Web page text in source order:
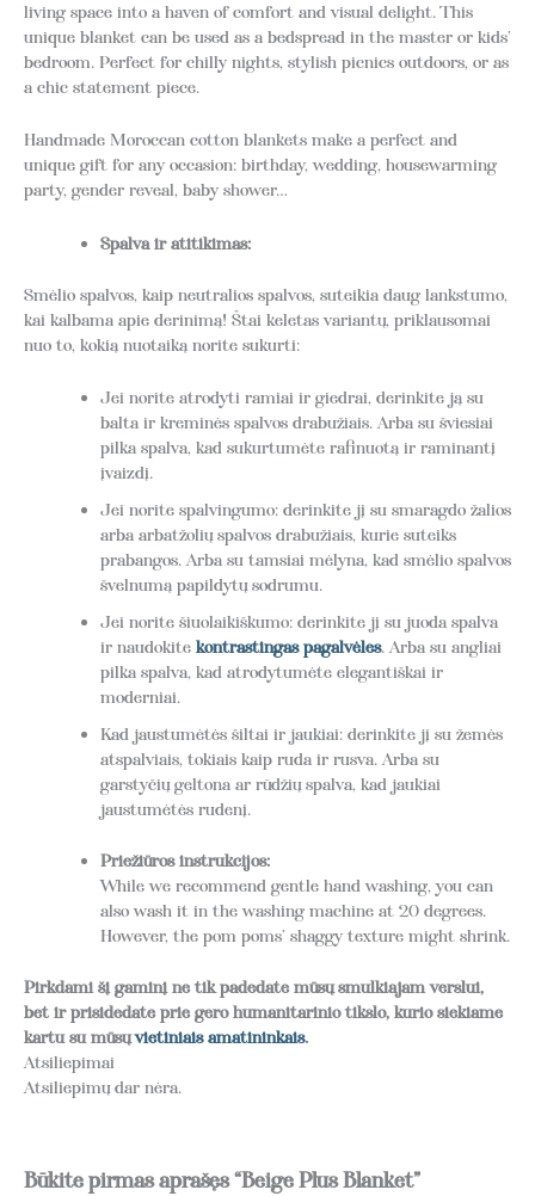
living space into a haven of comfort and visual delight. This
unique blanket can be used as a bedspread in the master or kids’
bedroom. Perfect for chilly nights, stylish picnics outdoors, or as
a chic statement piece.
Handmade Moroccan cotton blankets make a perfect and
unique gift for any occasion: birthday, wedding, housewarming
party, gender reveal, baby shower…
Spalva ir atitikimas:
Smėlio spalvos, kaip neutralios spalvos, suteikia daug lankstumo,
kai kalbama apie derinimą! Štai keletas variantų, priklausomai
nuo to, kokią nuotaiką norite sukurti:
Jei norite atrodyti ramiai ir giedrai, derinkite ją su
balta ir kreminės spalvos drabužiais. Arba su šviesiai
pilka spalva, kad sukurtumėte rafinuotą ir raminantį
įvaizdį.
Jei norite spalvingumo: derinkite jį su smaragdo žalios
arba arbatžolių spalvos drabužiais, kurie suteiks
prabangos. Arba su tamsiai mėlyna, kad smėlio spalvos
švelnumą papildytų sodrumu.
Jei norite šiuolaikiškumo: derinkite jį su juoda spalva
ir naudokite kontrastingas pagalvėles. Arba su angliai
pilka spalva, kad atrodytumėte elegantiškai ir
moderniai.
Kad jaustumėtės šiltai ir jaukiai: derinkite jį su žemės
atspalviais, tokiais kaip ruda ir rusva. Arba su
garstyčių geltona ar rūdžių spalva, kad jaukiai
jaustumėtės rudenį.
Priežiūros instrukcijos:
While we recommend gentle hand washing, you can
also wash it in the washing machine at 20 degrees.
However, the pom poms’ shaggy texture might shrink.
Pirkdami šį gaminį ne tik padedate mūsų smulkiajam verslui,
bet ir prisidedate prie gero humanitarinio tikslo, kurio siekiame
kartu su mūsųvietiniais amatininkais.
Atsiliepimai
Atsiliepimų dar nėra.
Būkite pirmas aprašęs “Beige Plus Blanket”